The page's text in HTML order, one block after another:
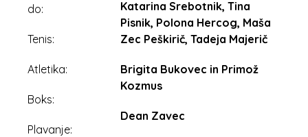
do:
Tenis:
Atletika:
Boks:
Plavanje:
Katarina Srebotnik, Tina
Pisnik, Polona Hercog, Maša
Zec Peškirič, Tadeja Majerič
Brigita Bukovec in Primož
Kozmus
Dean Zavec